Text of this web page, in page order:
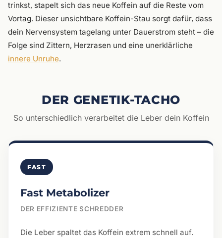
trinkst, stapelt sich das neue Koffein auf die Reste vom
Vortag. Dieser unsichtbare Koffein-Stau sorgt dafür, dass
dein Nervensystem tagelang unter Dauerstrom steht – die
Folge sind Zittern, Herzrasen und eine unerklärliche
innere Unruhe.
DER GENETIK-TACHO
So unterschiedlich verarbeitet die Leber dein Koffein
FAST
Fast Metabolizer
DER EFFIZIENTE SCHREDDER
Die Leber spaltet das Koffein extrem schnell auf.